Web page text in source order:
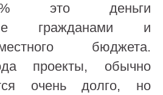
это деньги
гражданами и
бюджета.
проекты, обычно
очень долго, но